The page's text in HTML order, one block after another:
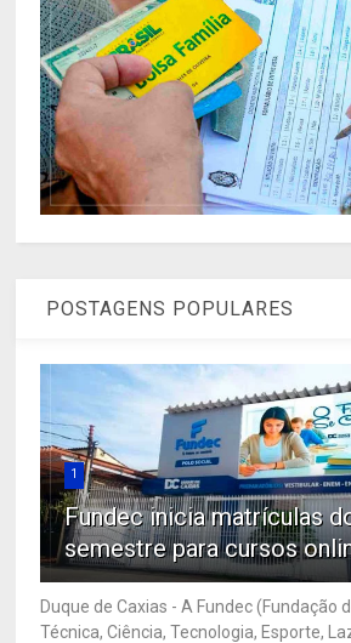
POSTAGENS POPULARES
1
Fundec inicia matrículas
semestre para cursos
Duque de Caxias - A Fundec (Fundação
Técnica, Ciência, Tecnologia, Esporte,